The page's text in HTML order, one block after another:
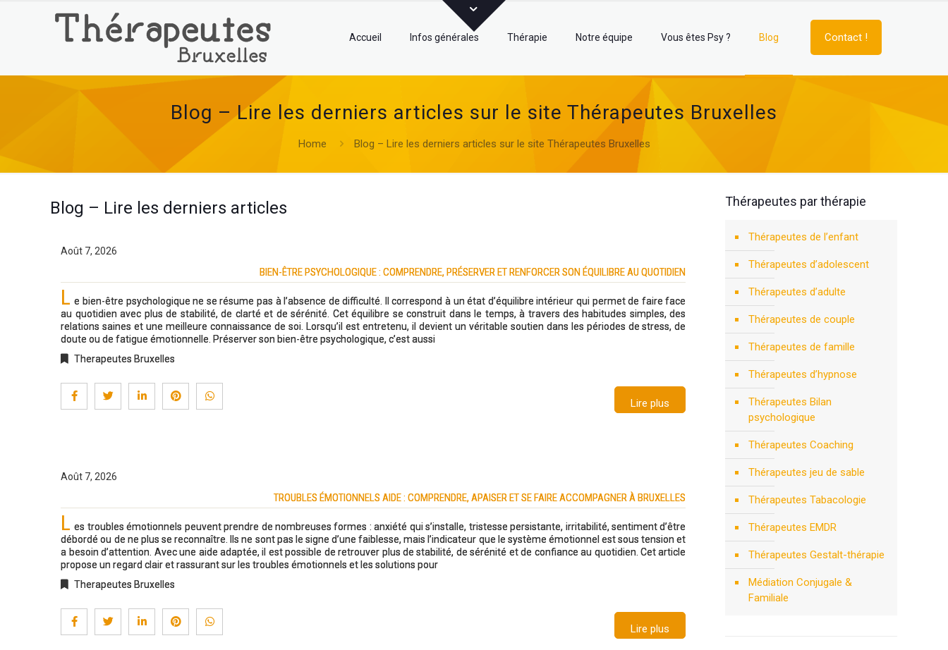
Accueil Infos générales Thérapie Notre équipe Vous êtes Psy ? Blog Contact !
Blog – Lire les derniers articles sur le site Thérapeutes Bruxelles
Home Blog – Lire les derniers articles sur le site Thérapeutes Bruxelles
Blog – Lire les derniers articles
Août 7, 2026
BIEN-ÊTRE PSYCHOLOGIQUE : COMPRENDRE, PRÉSERVER ET RENFORCER SON ÉQUILIBRE AU QUOTIDIEN
L e bien-être psychologique ne se résume pas à l’absence de difficulté. Il correspond à un état d’équilibre intérieur qui permet de faire face
au quotidien avec plus de stabilité, de clarté et de sérénité. Cet équilibre se construit dans le temps, à travers des habitudes simples, des
relations saines et une meilleure connaissance de soi. Lorsqu’il est entretenu, il devient un véritable soutien dans les périodes de stress, de
doute ou de fatigue émotionnelle. Préserver son bien-être psychologique, c’est aussi
Therapeutes Bruxelles
Lire plus
Août 7, 2026
TROUBLES ÉMOTIONNELS AIDE : COMPRENDRE, APAISER ET SE FAIRE ACCOMPAGNER À BRUXELLES
L es troubles émotionnels peuvent prendre de nombreuses formes : anxiété qui s’installe, tristesse persistante, irritabilité, sentiment d’être
débordé ou de ne plus se reconnaître. Ils ne sont pas le signe d’une faiblesse, mais l’indicateur que le système émotionnel est sous tension et
a besoin d’attention. Avec une aide adaptée, il est possible de retrouver plus de stabilité, de sérénité et de confiance au quotidien. Cet article
propose un regard clair et rassurant sur les troubles émotionnels et les solutions pour
Therapeutes Bruxelles
Lire plus
Thérapeutes par thérapie
Thérapeutes de l’enfant
Thérapeutes d’adolescent
Thérapeutes d’adulte
Thérapeutes de couple
Thérapeutes de famille
Thérapeutes d’hypnose
Thérapeutes Bilan
psychologique
Thérapeutes Coaching
Thérapeutes jeu de sable
Thérapeutes Tabacologie
Thérapeutes EMDR
Thérapeutes Gestalt-thérapie
Médiation Conjugale &
Familiale